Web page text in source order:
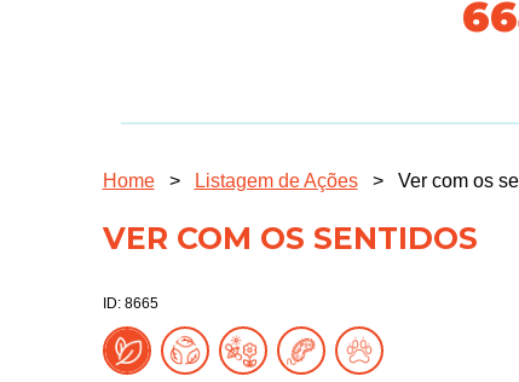
Home > Listagem de Ações > Ver com os
VER COM OS SENTIDOS
ID: 8665